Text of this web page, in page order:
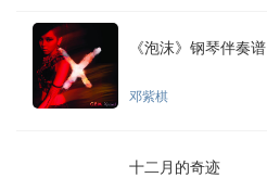
《泡沫》钢琴伴奏谱
邓紫棋
十二月的奇迹